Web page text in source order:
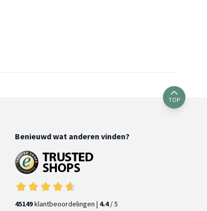
TOP
Benieuwd wat anderen vinden?
45149klantbeoordelingen | 4.4/ 5